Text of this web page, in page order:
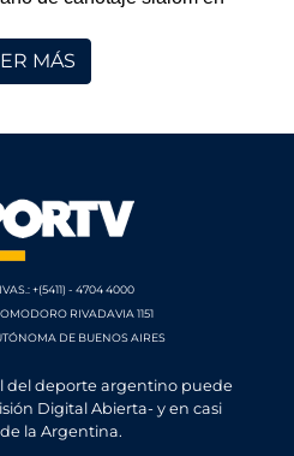
MÁS
+(5411) - 4704 4000
RIVADAVIA 1151
DE BUENOS AIRES
del deporte argentino puede
Digital Abierta- y en casi
la Argentina.